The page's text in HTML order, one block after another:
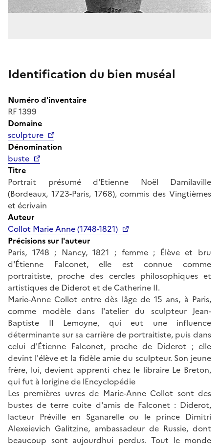
Identification du bien muséal
Numéro d'inventaire
RF 1399
Domaine
sculpture
Dénomination
buste
Titre
Portrait présumé d'Etienne Noël Damilaville
(Bordeaux, 1723-Paris, 1768), commis des Vingtièmes
et écrivain
Auteur
Collot Marie Anne (1748-1821)
Précisions sur l'auteur
Paris, 1748 ; Nancy, 1821 ; femme ; Élève et bru
d'Étienne Falconet, elle est connue comme
portraitiste, proche des cercles philosophiques et
artistiques de Diderot et de Catherine II.
Marie-Anne Collot entre dès lâge de 15 ans, à Paris,
comme modèle dans l'atelier du sculpteur Jean-
Baptiste II Lemoyne, qui eut une influence
déterminante sur sa carrière de portraitiste, puis dans
celui d'Étienne Falconet, proche de Diderot ; elle
devint l'élève et la fidèle amie du sculpteur. Son jeune
frère, lui, devient apprenti chez le libraire Le Breton,
qui fut à lorigine de lEncyclopédie
Les premières uvres de Marie-Anne Collot sont des
bustes de terre cuite d'amis de Falconet : Diderot,
lacteur Préville en Sganarelle ou le prince Dimitri
Alexeievich Galitzine, ambassadeur de Russie, dont
beaucoup sont aujourdhui perdus. Tout le monde